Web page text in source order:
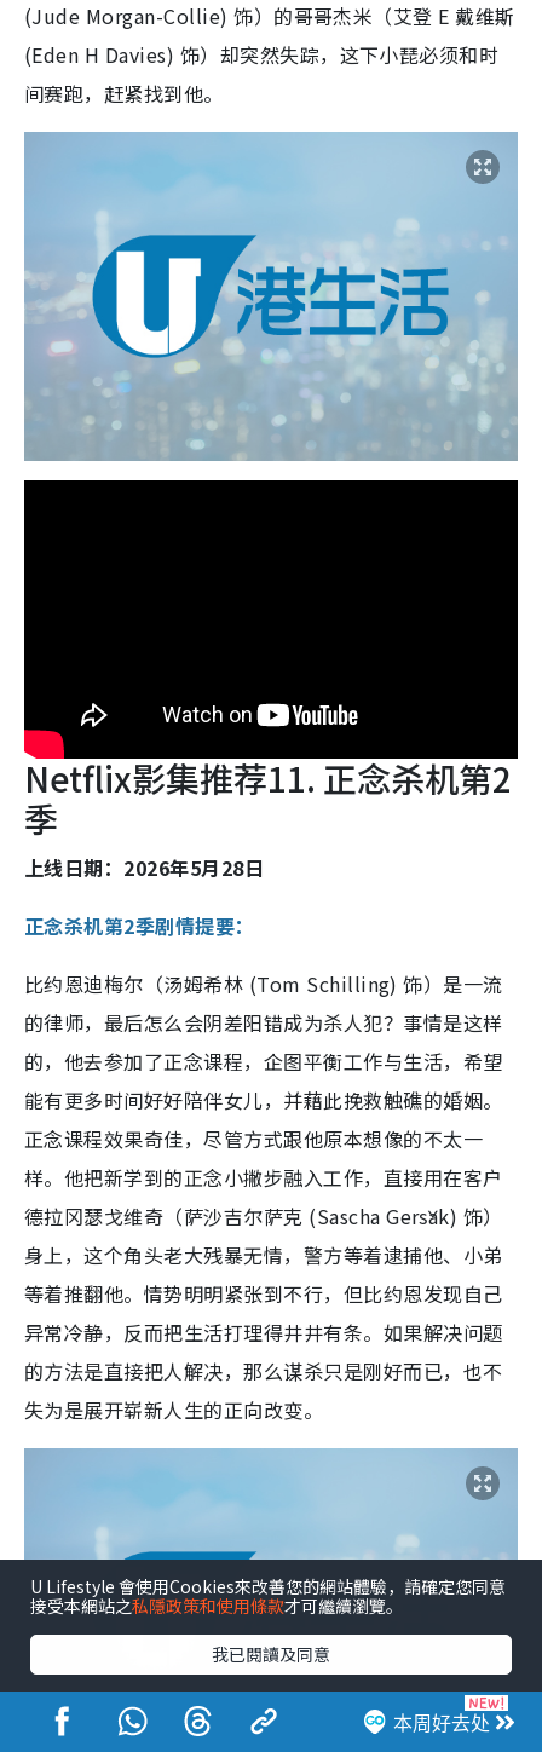
(Jude Morgan-Collie) 饰）的哥哥杰米（艾登 E 戴维斯
(Eden H Davies) 饰）却突然失踪，这下小琵必须和时
间赛跑，赶紧找到他。
Netflix影集推荐11. 正念杀机第2
季
上线日期：2026年5月28日
正念杀机第2季剧情提要：
比约恩迪梅尔（汤姆希林 (Tom Schilling) 饰）是一流
的律师，最后怎么会阴差阳错成为杀人犯？事情是这样
的，他去参加了正念课程，企图平衡工作与生活，希望
能有更多时间好好陪伴女儿，并藉此挽救触礁的婚姻。
正念课程效果奇佳，尽管方式跟他原本想像的不太一
样。他把新学到的正念小撇步融入工作，直接用在客户
德拉冈瑟戈维奇（萨沙吉尔萨克 (Sascha Geršak) 饰）
身上，这个角头老大残暴无情，警方等着逮捕他、小弟
等着推翻他。情势明明紧张到不行，但比约恩发现自己
异常冷静，反而把生活打理得井井有条。如果解决问题
的方法是直接把人解决，那么谋杀只是刚好而已，也不
失为是展开崭新人生的正向改变。
本周好去处
U Lifestyle 會使用Cookies來改善您的網站體驗，請確定您同意
接受本網站之私隱政策和使用條款才可繼續瀏覽。
我已閱讀及同意